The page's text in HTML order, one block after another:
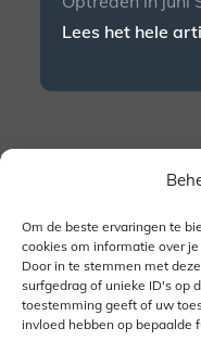
Om de beste ervaringen te
cookies om informatie over
Door in te stemmen met
surfgedrag of unieke ID's op
toestemming geeft of uw
invloed hebben op bepaalde
Lees het hele
voorbehouden -